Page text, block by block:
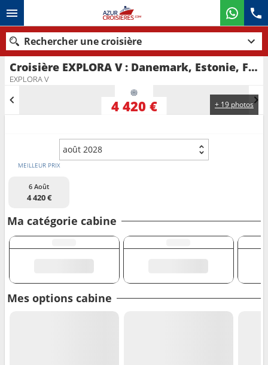
Croisière EXPLORA V : Danemark, Estonie, Finlande, Suède au départ de Copenhague
EXPLORA V
+ 19 photos
4 420 €
août 2028
MEILLEUR PRIX
6 Août
4 420 €
Ma catégorie cabine
Mes options cabine
Rechercher une croisière
Nos destinations
Rechercher